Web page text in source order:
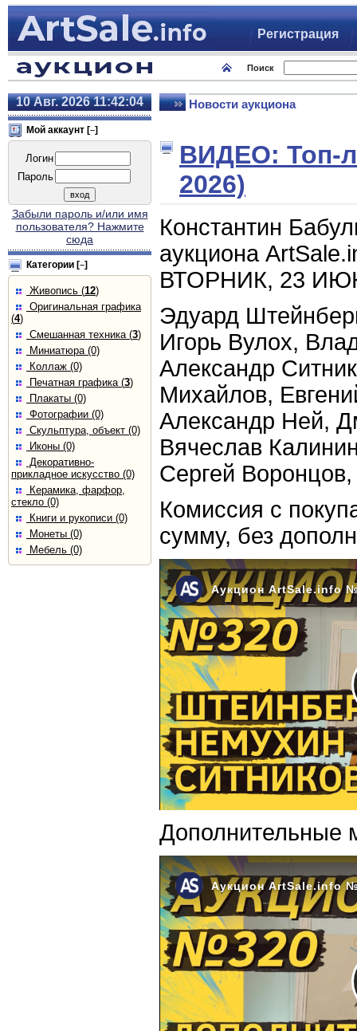
Регистрация
Поиск
10 Авг. 202611:42:04
Мой аккаунт [–]
Логин
Пароль
Забыли пароль и/или имя
пользователя? Нажмите
сюда
Категории [–]
Живопись (12)
Оригинальная графика
(4)
Смешанная техника (3)
Миниатюра (0)
Коллаж (0)
Печатная графика (3)
Плакаты (0)
Фотографии (0)
Скульптура, объект (0)
Иконы (0)
Декоративно-
прикладное искусство (0)
Керамика, фарфор,
стекло (0)
Книги и рукописи (0)
Монеты (0)
Мебель (0)
Новости аукциона
ВИДЕО:
2026)
Константин
аукциона
ВТОРНИК, 23
Эдуард
Игорь Вулох,
Александр
Михайлов,
Александр Ней,
Вячеслав
Сергей
Комиссия с
сумму, без
Дополнительные